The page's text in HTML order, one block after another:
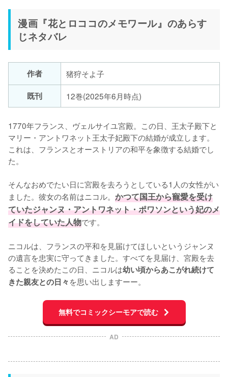
漫画『花とロココのメモワール』のあらす
じネタバレ
作者
猪狩そよ子
既刊
12巻(2025年6月時点)
1770年フランス、ヴェルサイユ宮殿。この日、王太子殿下と
マリー・アントワネット王太子妃殿下の結婚が成立します。
これは、フランスとオーストリアの和平を象徴する結婚でし
た。
そんなおめでたい日に宮殿を去ろうとしている1人の女性がい
ました。彼女の名前はニコル。 かつて国王から寵愛を受け
ていたジャンヌ・アントワネット・ポワソンという妃のメ
イドをしていた人物です。
ニコルは、フランスの平和を見届けてほしいというジャンヌ
の遺言を忠実に守ってきました。すべてを見届け、宮殿を去
ることを決めたこの日、ニコルは幼い頃からあこがれ続けて
きた親友との日々を思い出しますーー。
無料でコミックシーモアで読む
AD